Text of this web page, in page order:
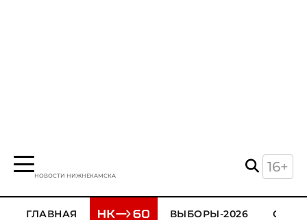
НОВОСТИ НИЖНЕКАМСКА
16+
ГЛАВНАЯ ВЫБОРЫ-2026